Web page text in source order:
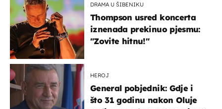
DRAMA U ŠIBENIKU
Thompson usred koncerta
iznenada prekinuo pjesmu:
"Zovite hitnu!"
HEROJ
General pobjednik: Gdje i
što 31 godinu nakon Oluje